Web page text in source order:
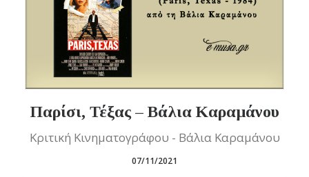
Παρίσι, Τέξας – Βάλια Καραμάνου
Κριτική Κινηματογράφου - Βάλια Καραμάνου
07/11/2021